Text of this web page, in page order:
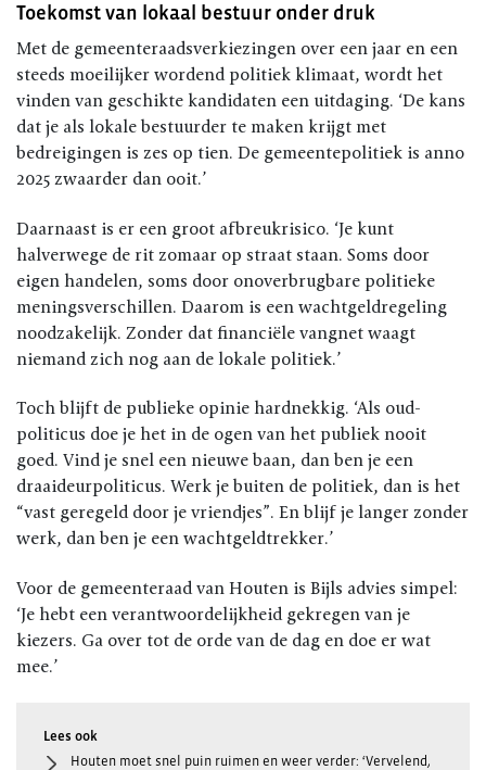
Toekomst van lokaal bestuur onder druk
Met de gemeenteraadsverkiezingen over een jaar en een
steeds moeilijker wordend politiek klimaat, wordt het
vinden van geschikte kandidaten een uitdaging. ‘De kans
dat je als lokale bestuurder te maken krijgt met
bedreigingen is zes op tien. De gemeentepolitiek is anno
2025 zwaarder dan ooit.’
Daarnaast is er een groot afbreukrisico. ‘Je kunt
halverwege de rit zomaar op straat staan. Soms door
eigen handelen, soms door onoverbrugbare politieke
meningsverschillen. Daarom is een wachtgeldregeling
noodzakelijk. Zonder dat financiële vangnet waagt
niemand zich nog aan de lokale politiek.’
Toch blijft de publieke opinie hardnekkig. ‘Als oud-
politicus doe je het in de ogen van het publiek nooit
goed. Vind je snel een nieuwe baan, dan ben je een
draaideurpoliticus. Werk je buiten de politiek, dan is het
“vast geregeld door je vriendjes”. En blijf je langer zonder
werk, dan ben je een wachtgeldtrekker.’
Voor de gemeenteraad van Houten is Bijls advies simpel:
‘Je hebt een verantwoordelijkheid gekregen van je
kiezers. Ga over tot de orde van de dag en doe er wat
mee.’
Houten moet snel puin ruimen en weer verder: ‘Vervelend,